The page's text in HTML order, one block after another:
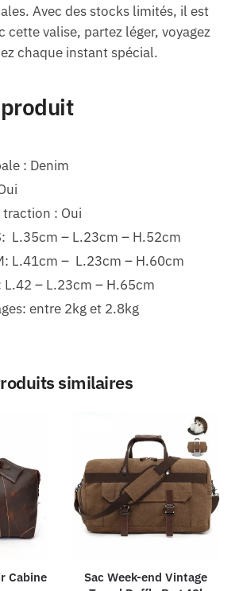
Avec des stocks limités, il est
cette valise, partez léger, voyagez
chaque instant spécial.
: Denim
traction : Oui
L.35cm – L.23cm – H.52cm
L.41cm – L.23cm – H.60cm
L.42 – L.23cm – H.65cm
entre 2kg et 2.8kg
similaires
Cabine
Sac Week-end Vintage